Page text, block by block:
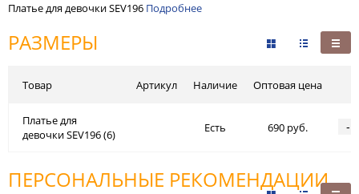
Платье для девочки SEV196 Подробнее
РАЗМЕРЫ
Товар
Платье для
девочки SEV196 (6)
Артикул Наличие Оптовая цена
Есть 690 руб. -
ПЕРСОНАЛЬНЫЕ РЕКОМЕНДАЦИИ